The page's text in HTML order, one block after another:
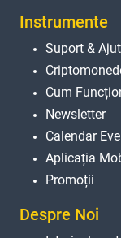
Instrumente
Suport &
Cum
Newsletter
Calendar
Aplicația
Promoții
Despre Noi